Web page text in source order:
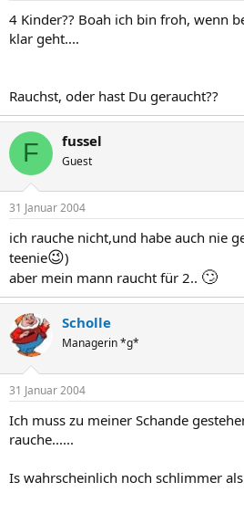
4 Kinder?? Boah ich bin froh, wenn
klar geht....
Rauchst, oder hast Du geraucht??
F fussel
Guest
31 Januar 2004
ich rauche nicht,und habe auch nie
teenie😉)
aber mein mann raucht für 2.. 🙄
Scholle
Managerin *g*
31 Januar 2004
Ich muss zu meiner Schande
rauche......
Is wahrscheinlich noch schlimmer